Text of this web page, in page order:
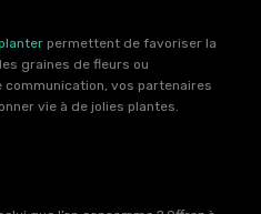
permettent de favoriser la
graines de fleurs ou
communication, vos partenaires
vie à de jolies plantes.